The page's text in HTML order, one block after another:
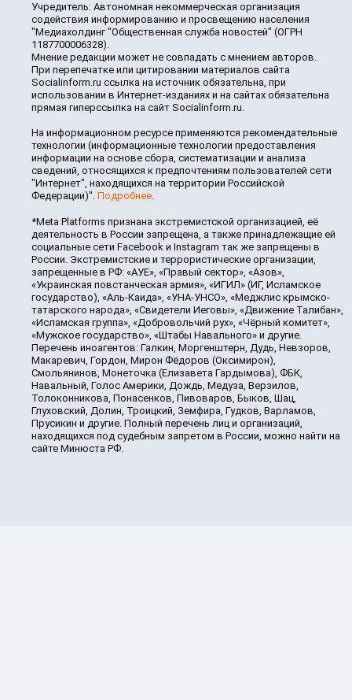
Учредитель: Автономная некоммерческая организация
содействия информированию и просвещению населения
"Медиахолдинг "Общественная служба новостей" (ОГРН
1187700006328).
Мнение редакции может не совпадать с мнением авторов.
При перепечатке или цитировании материалов сайта
Socialinform.ru ссылка на источник обязательна, при
использовании в Интернет-изданиях и на сайтах обязательна
прямая гиперссылка на сайт Socialinform.ru.
На информационном ресурсе применяются рекомендательные
технологии (информационные технологии предоставления
информации на основе сбора, систематизации и анализа
сведений, относящихся к предпочтениям пользователей сети
"Интернет", находящихся на территории Российской
Федерации)". Подробнее.
*Meta Platforms признана экстремистской организацией, её
деятельность в России запрещена, а также принадлежащие ей
социальные сети Facebook и Instagram так же запрещены в
России. Экстремистские и террористические организации,
запрещенные в РФ: «АУЕ», «Правый сектор», «Азов»,
«Украинская повстанческая армия», «ИГИЛ» (ИГ, Исламское
государство), «Аль-Каида», «УНА-УНСО», «Меджлис крымско-
татарского народа», «Свидетели Иеговы», «Движение Талибан»,
«Исламская группа», «Добровольчий рух», «Чёрный комитет»,
«Мужское государство», «Штабы Навального» и другие.
Перечень иноагентов: Галкин, Моргенштерн, Дудь, Невзоров,
Макаревич, Гордон, Мирон Фёдоров (Оксимирон),
Смольянинов, Монеточка (Елизавета Гардымова), ФБК,
Навальный, Голос Америки, Дождь, Медуза, Верзилов,
Толоконникова, Понасенков, Пивоваров, Быков, Шац,
Глуховский, Долин, Троицкий, Земфира, Гудков, Варламов,
Прусикин и другие. Полный перечень лиц и организаций,
находящихся под судебным запретом в России, можно найти на
сайте Минюста РФ.